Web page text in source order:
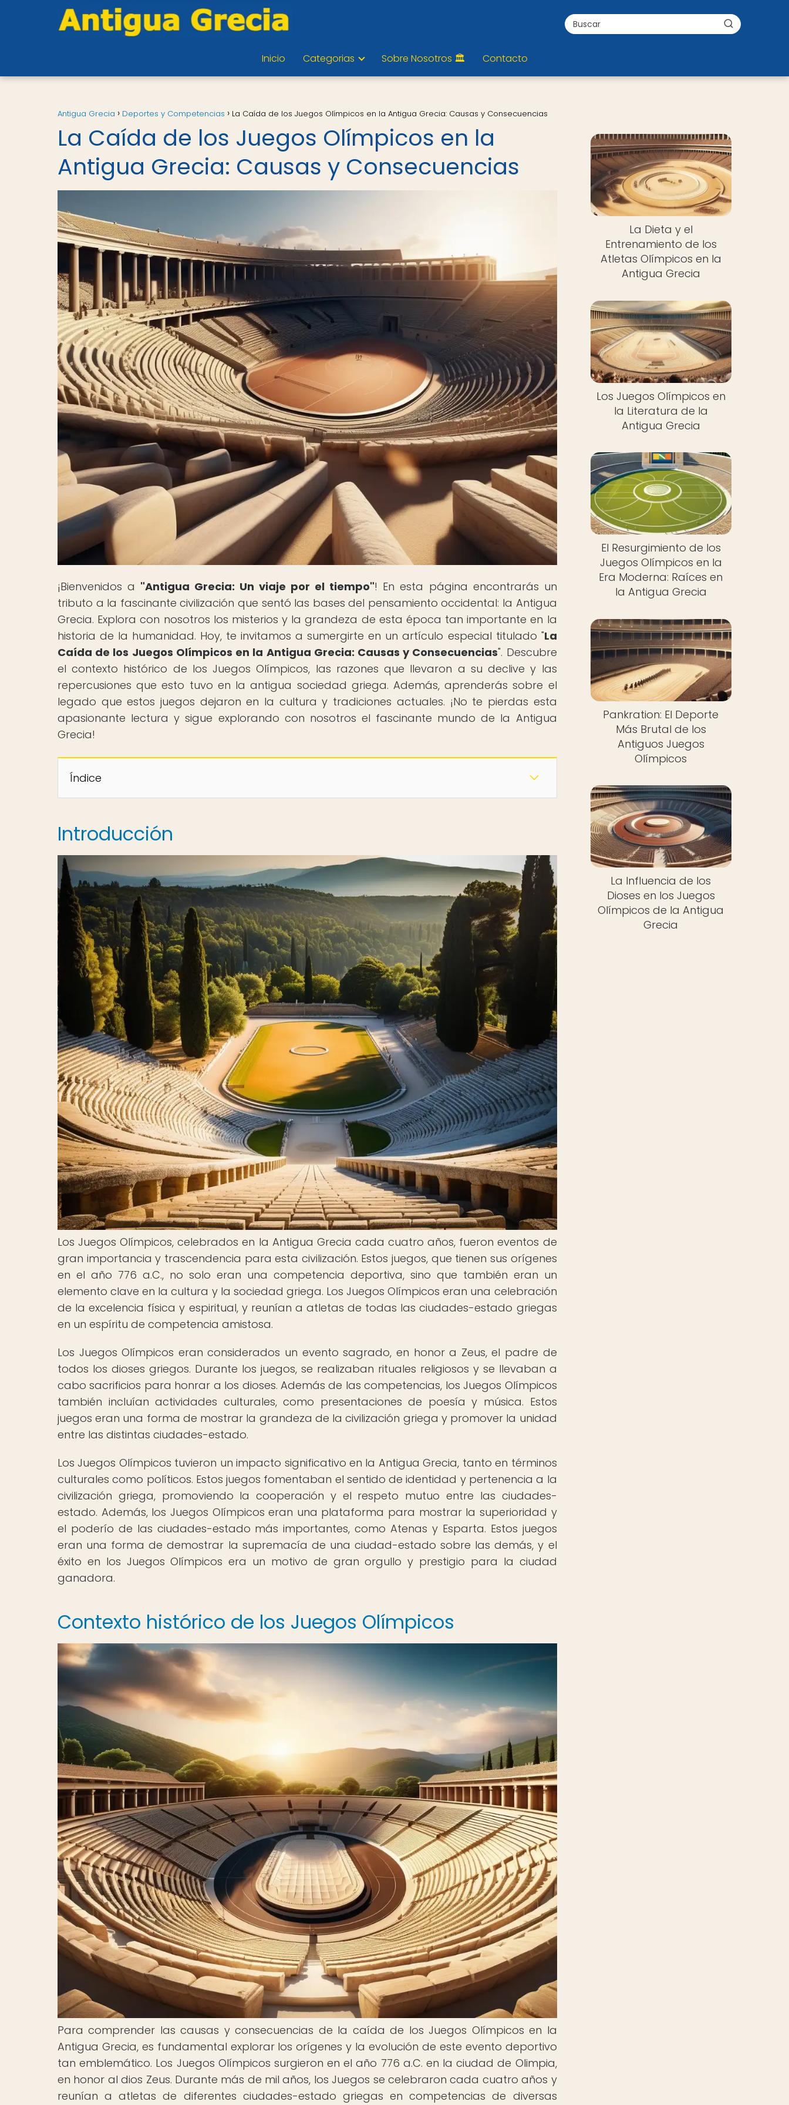
Inicio Categorias Sobre Nosotros 🏛️ Contacto
Antigua Grecia Deportes y Competencias La Caída de los Juegos Olímpicos en la Antigua Grecia: Causas y Consecuencias
La Caída de los Juegos Olímpicos en la
Antigua Grecia: Causas y Consecuencias
¡Bienvenidos a "Antigua Grecia: Un viaje por el tiempo"! En esta página encontrarás un
tributo a la fascinante civilización que sentó las bases del pensamiento occidental: la Antigua
Grecia. Explora con nosotros los misterios y la grandeza de esta época tan importante en la
historia de la humanidad. Hoy, te invitamos a sumergirte en un artículo especial titulado "La
Caída de los Juegos Olímpicos en la Antigua Grecia: Causas y Consecuencias". Descubre
el contexto histórico de los Juegos Olímpicos, las razones que llevaron a su declive y las
repercusiones que esto tuvo en la antigua sociedad griega. Además, aprenderás sobre el
legado que estos juegos dejaron en la cultura y tradiciones actuales. ¡No te pierdas esta
apasionante lectura y sigue explorando con nosotros el fascinante mundo de la Antigua
Grecia!
Índice
Introducción
Los Juegos Olímpicos, celebrados en la Antigua Grecia cada cuatro años, fueron eventos de
gran importancia y trascendencia para esta civilización. Estos juegos, que tienen sus orígenes
en el año 776 a.C., no solo eran una competencia deportiva, sino que también eran un
elemento clave en la cultura y la sociedad griega. Los Juegos Olímpicos eran una celebración
de la excelencia física y espiritual, y reunían a atletas de todas las ciudades-estado griegas
en un espíritu de competencia amistosa.
Los Juegos Olímpicos eran considerados un evento sagrado, en honor a Zeus, el padre de
todos los dioses griegos. Durante los juegos, se realizaban rituales religiosos y se llevaban a
cabo sacrificios para honrar a los dioses. Además de las competencias, los Juegos Olímpicos
también incluían actividades culturales, como presentaciones de poesía y música. Estos
juegos eran una forma de mostrar la grandeza de la civilización griega y promover la unidad
entre las distintas ciudades-estado.
Los Juegos Olímpicos tuvieron un impacto significativo en la Antigua Grecia, tanto en términos
culturales como políticos. Estos juegos fomentaban el sentido de identidad y pertenencia a la
civilización griega, promoviendo la cooperación y el respeto mutuo entre las ciudades-
estado. Además, los Juegos Olímpicos eran una plataforma para mostrar la superioridad y
el poderío de las ciudades-estado más importantes, como Atenas y Esparta. Estos juegos
eran una forma de demostrar la supremacía de una ciudad-estado sobre las demás, y el
éxito en los Juegos Olímpicos era un motivo de gran orgullo y prestigio para la ciudad
ganadora.
Contexto histórico de los Juegos Olímpicos
Para comprender las causas y consecuencias de la caída de los Juegos Olímpicos en la
Antigua Grecia, es fundamental explorar los orígenes y la evolución de este evento deportivo
tan emblemático. Los Juegos Olímpicos surgieron en el año 776 a.C. en la ciudad de Olimpia,
en honor al dios Zeus. Durante más de mil años, los Juegos se celebraron cada cuatro años y
reunían a atletas de diferentes ciudades-estado griegas en competencias de diversas
La Dieta y el
Entrenamiento de los
Atletas Olímpicos en la
Antigua Grecia
Los Juegos Olímpicos en
la Literatura de la
Antigua Grecia
El Resurgimiento de los
Juegos Olímpicos en la
Era Moderna: Raíces en
la Antigua Grecia
Pankration: El Deporte
Más Brutal de los
Antiguos Juegos
Olímpicos
La Influencia de los
Dioses en los Juegos
Olímpicos de la Antigua
Grecia